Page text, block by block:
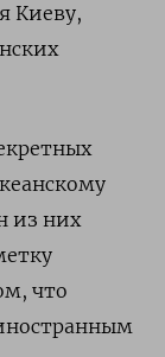
Киеву,
из них
что